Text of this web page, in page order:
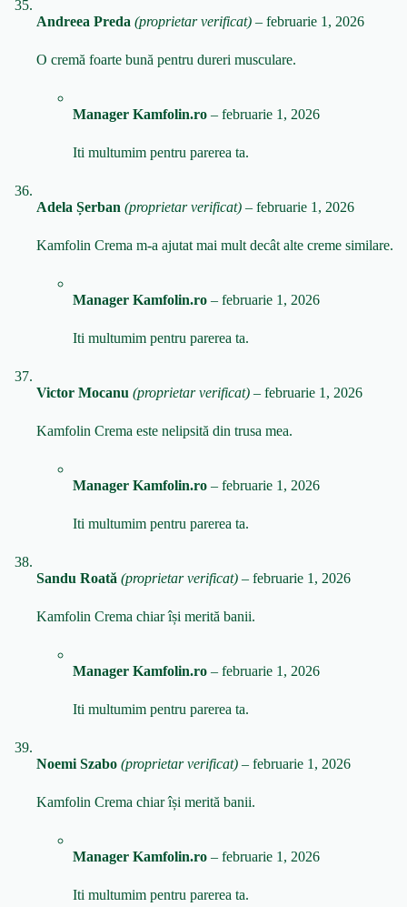
Andreea Preda (proprietar verificat) – februarie 1, 2026
O cremă foarte bună pentru dureri musculare.
Manager Kamfolin.ro – februarie 1, 2026
Iti multumim pentru parerea ta.
Adela Șerban (proprietar verificat) – februarie 1, 2026
Kamfolin Crema m-a ajutat mai mult decât alte creme similare.
Manager Kamfolin.ro – februarie 1, 2026
Iti multumim pentru parerea ta.
Victor Mocanu (proprietar verificat) – februarie 1, 2026
Kamfolin Crema este nelipsită din trusa mea.
Manager Kamfolin.ro – februarie 1, 2026
Iti multumim pentru parerea ta.
Sandu Roată (proprietar verificat) – februarie 1, 2026
Kamfolin Crema chiar își merită banii.
Manager Kamfolin.ro – februarie 1, 2026
Iti multumim pentru parerea ta.
Noemi Szabo (proprietar verificat) – februarie 1, 2026
Kamfolin Crema chiar își merită banii.
Manager Kamfolin.ro – februarie 1, 2026
Iti multumim pentru parerea ta.